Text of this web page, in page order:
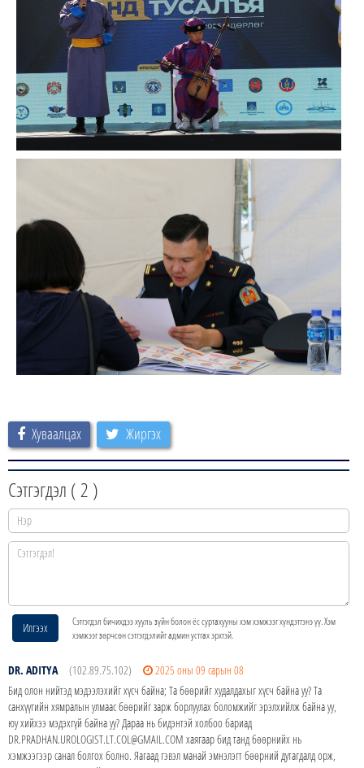
Хуваалцах Жиргэх
Сэтгэгдэл (2 )
Илгээх
Сэтгэгдэл бичихдээ хууль зүйн болон ёс суртахууны хэм хэмжээг хүндэтгэнэ үү. Хэм
хэмжээг зөрчсөн сэтгэгдэлийг админ устгах эрхтэй.
DR. ADITYA (102.89.75.102)
2025 оны 09 сарын 08
Бид олон нийтэд мэдээлэхийг хүсч байна; Та бөөрийг худалдахыг хүсч байна уу? Та
санхүүгийн хямралын улмаас бөөрийг зарж борлуулах боломжийг эрэлхийлж байна уу,
юу хийхээ мэдэхгүй байна уу? Дараа нь бидэнтэй холбоо бариад
DR.PRADHAN.UROLOGIST.LT.COL@GMAIL.COM хаягаар бид танд бөөрнийх нь
хэмжээгээр санал болгох болно. Яагаад гэвэл манай эмнэлэгт бөөрний дутагдалд орж,